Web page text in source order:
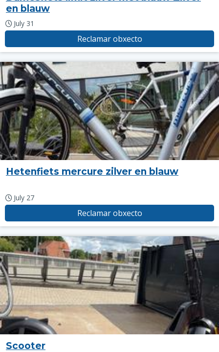
en blauw
July 31
Reclamar obxecto
Hetenfiets mercure zilver en blauw
July 27
Reclamar obxecto
Scooter